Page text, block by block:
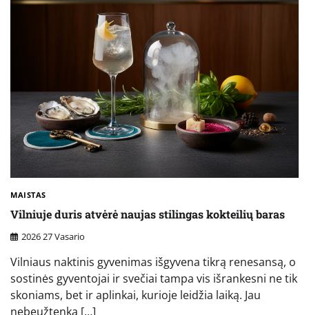
MAISTAS
Vilniuje duris atvėrė naujas stilingas kokteilių baras
2026 27 Vasario
Vilniaus naktinis gyvenimas išgyvena tikrą renesansą, o
sostinės gyventojai ir svečiai tampa vis išrankesni ne tik
skoniams, bet ir aplinkai, kurioje leidžia laiką. Jau
nebeužtenka […]